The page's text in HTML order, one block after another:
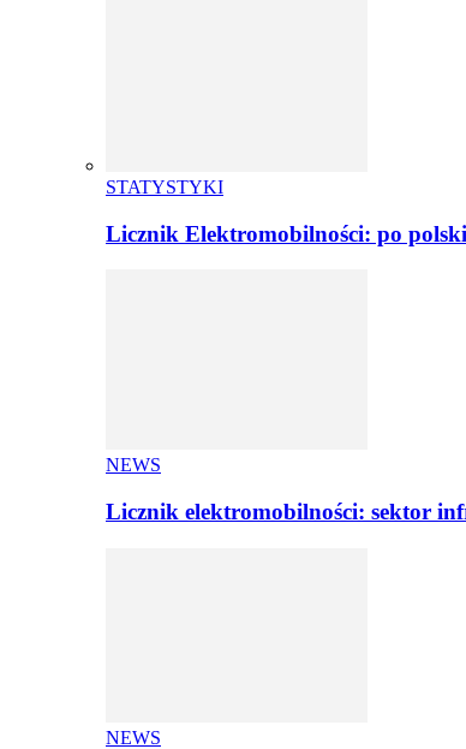
STATYSTYKI
Licznik Elektromobilności: po
NEWS
Licznik elektromobilności: sektor
NEWS